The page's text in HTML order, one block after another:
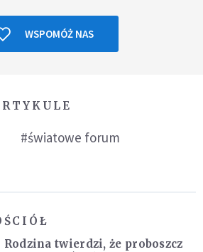
WSPOMÓŻ NAS
#światowe forum
Rodzina twierdzi, że proboszcz